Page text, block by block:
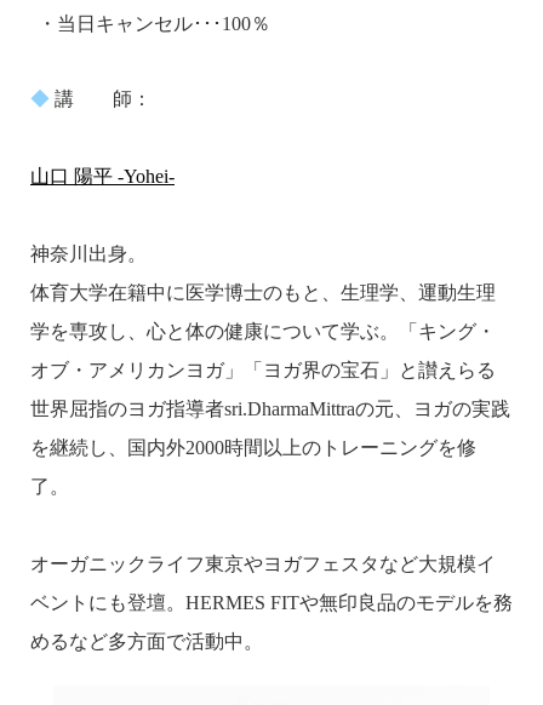
・当日キャンセル･･･100％
◆ 講 師：
山口 陽平 -Yohei-
神奈川出身。
体育大学在籍中に医学博士のもと、生理学、運動生理
学を専攻し、心と体の健康について学ぶ。「キング・
オブ・アメリカンヨガ」「ヨガ界の宝石」と讃えらる
世界屈指のヨガ指導者sri.DharmaMittraの元、ヨガの実践
を継続し、国内外2000時間以上のトレーニングを修
了。
オーガニックライフ東京やヨガフェスタなど大規模イ
ベントにも登壇。HERMES FITや無印良品のモデルを務
めるなど多方面で活動中。